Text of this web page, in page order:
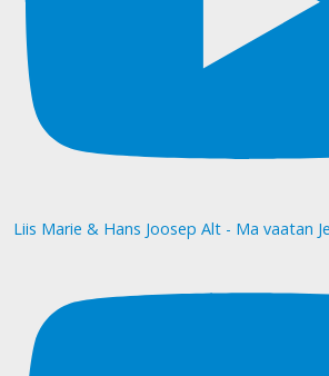
Liis Marie & Hans Joosep Alt - Ma vaatan